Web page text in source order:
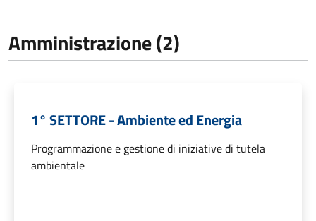
Amministrazione (2)
1° SETTORE - Ambiente ed Energia
Programmazione e gestione di iniziative di tutela
ambientale